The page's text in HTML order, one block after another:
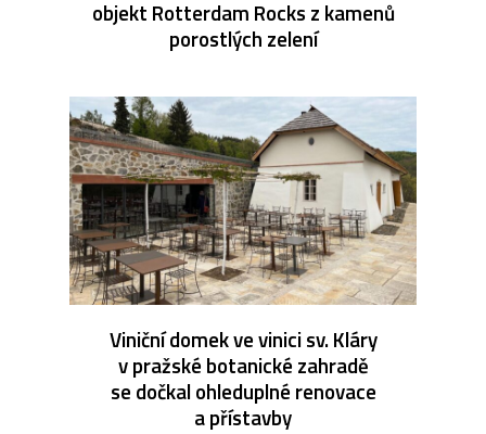
objekt Rotterdam Rocks z kamenů
porostlých zelení
Viniční domek ve vinici sv. Kláry
v pražské botanické zahradě
se dočkal ohleduplné renovace
a přístavby